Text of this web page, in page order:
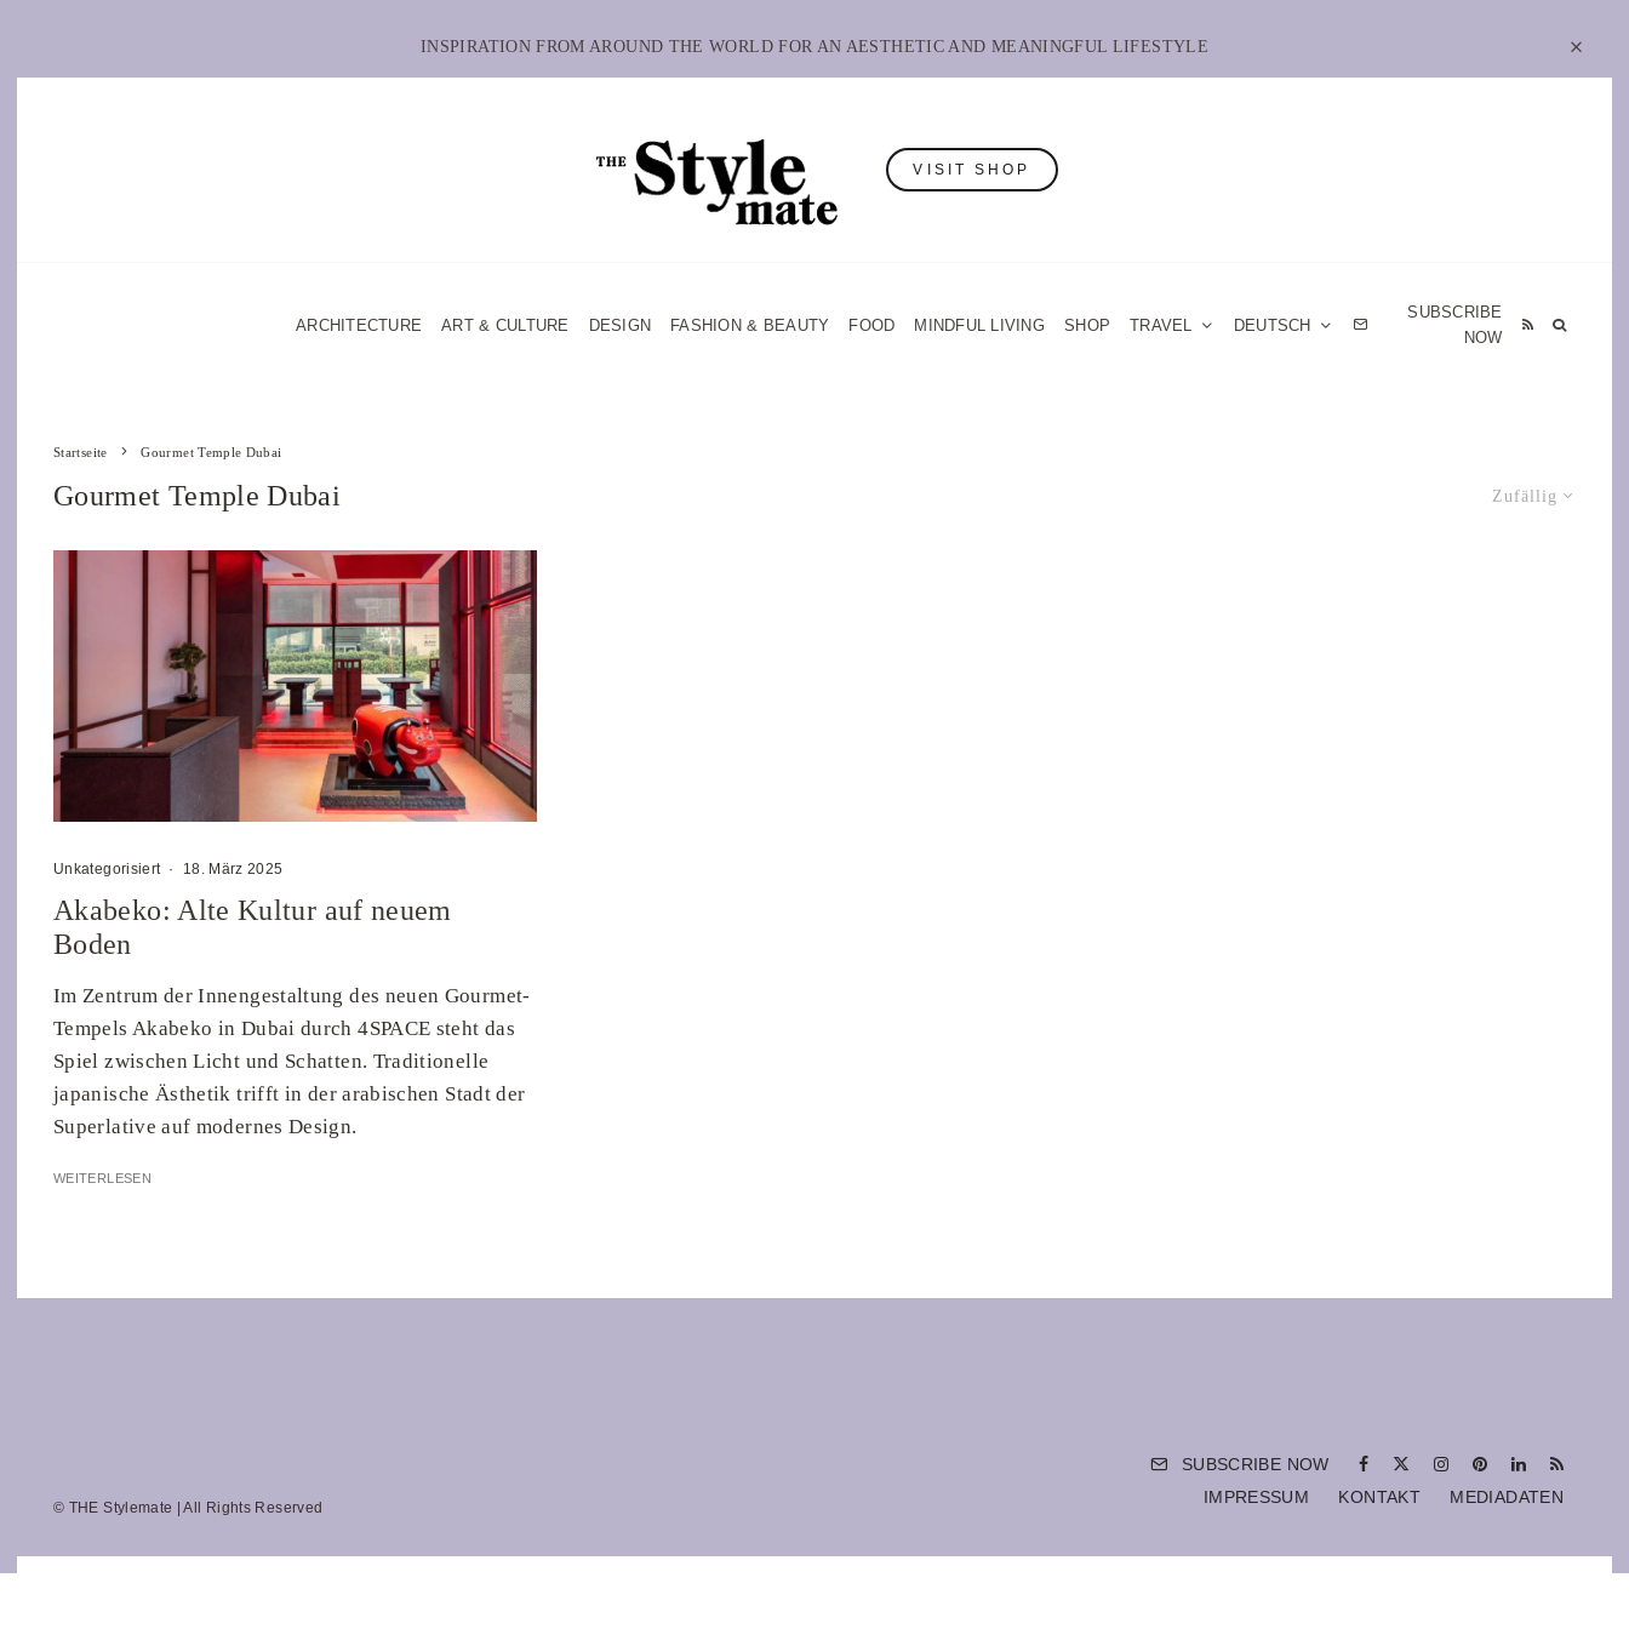
INSPIRATION FROM AROUND THE WORLD FOR AN AESTHETIC AND MEANINGFUL LIFESTYLE
VISIT SHOP
ARCHITECTURE ART & CULTURE DESIGN FASHION & BEAUTY FOOD MINDFUL LIVING SHOP TRAVEL DEUTSCH
SUBSCRIBE
NOW
Startseite Gourmet Temple Dubai
Zufällig
Gourmet Temple Dubai
Unkategorisiert · 18. März 2025
Akabeko: Alte Kultur auf neuem
Boden
Im Zentrum der Innengestaltung des neuen Gourmet-
Tempels Akabeko in Dubai durch 4SPACE steht das
Spiel zwischen Licht und Schatten. Traditionelle
japanische Ästhetik trifft in der arabischen Stadt der
Superlative auf modernes Design.
WEITERLESEN
© THE Stylemate | All Rights Reserved
SUBSCRIBE NOW
IMPRESSUM
KONTAKT MEDIADATEN